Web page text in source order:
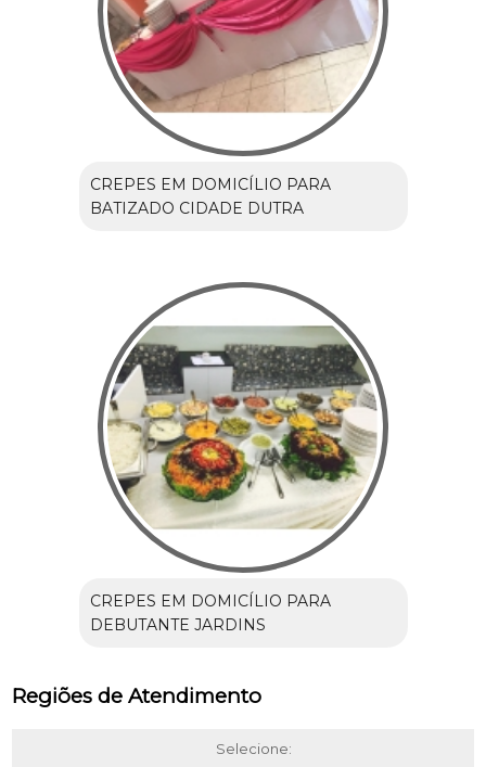
CREPES EM DOMICÍLIO PARA
BATIZADO CIDADE DUTRA
CREPES EM DOMICÍLIO PARA
DEBUTANTE JARDINS
Regiões de Atendimento
Selecione: